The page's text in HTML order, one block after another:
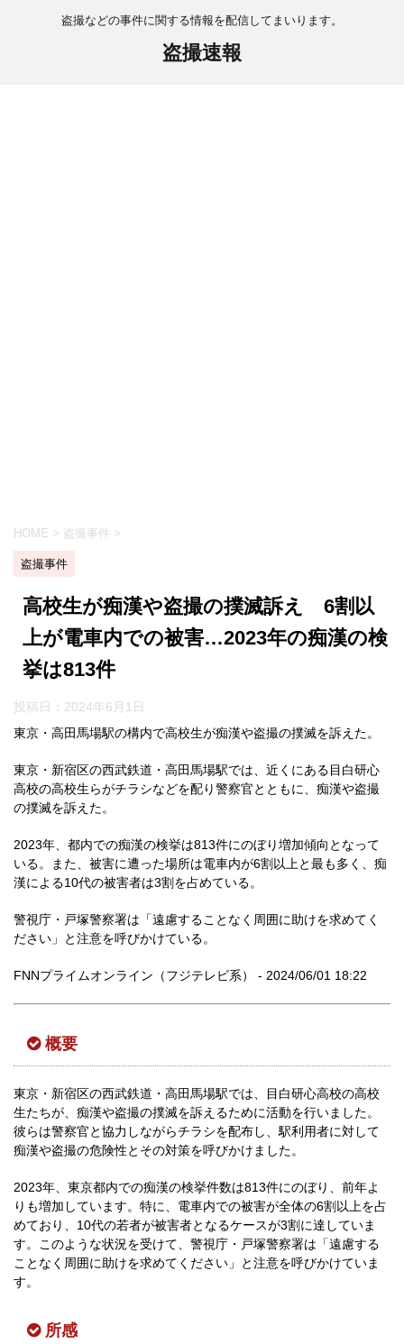
盗撮などの事件に関する情報を配信してまいります。
盗撮速報
HOME > 盗撮事件 >
盗撮事件
高校生が痴漢や盗撮の撲滅訴え 6割以
上が電車内での被害…2023年の痴漢の検
挙は813件
投稿日： 2024年6月1日
東京・高田馬場駅の構内で高校生が痴漢や盗撮の撲滅を訴えた。
東京・新宿区の西武鉄道・高田馬場駅では、近くにある目白研心
高校の高校生らがチラシなどを配り警察官とともに、痴漢や盗撮
の撲滅を訴えた。
2023年、都内での痴漢の検挙は813件にのぼり増加傾向となって
いる。また、被害に遭った場所は電車内が6割以上と最も多く、痴
漢による10代の被害者は3割を占めている。
警視庁・戸塚警察署は「遠慮することなく周囲に助けを求めてく
ださい」と注意を呼びかけている。
FNNプライムオンライン（フジテレビ系） - 2024/06/01 18:22
概要
東京・新宿区の西武鉄道・高田馬場駅では、目白研心高校の高校
生たちが、痴漢や盗撮の撲滅を訴えるために活動を行いました。
彼らは警察官と協力しながらチラシを配布し、駅利用者に対して
痴漢や盗撮の危険性とその対策を呼びかけました。
2023年、東京都内での痴漢の検挙件数は813件にのぼり、前年よ
りも増加しています。特に、電車内での被害が全体の6割以上を占
めており、10代の若者が被害者となるケースが3割に達していま
す。このような状況を受けて、警視庁・戸塚警察署は「遠慮する
ことなく周囲に助けを求めてください」と注意を呼びかけていま
す。
所感